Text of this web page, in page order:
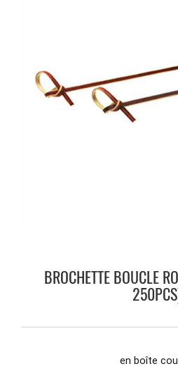
BROCHETTE BOUCLE
en boîte